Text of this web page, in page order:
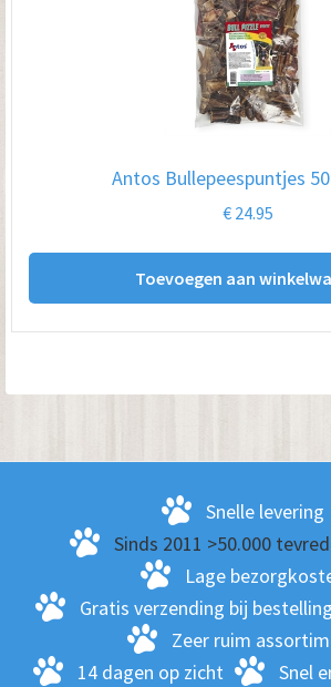
Antos Bullepeespuntjes
€ 24.95
Toevoegen aan
Snelle levering
Sinds 2011 >50.000
Lage
Gratis verzending bij
Zeer ruim
14 dagen op zicht
Snel